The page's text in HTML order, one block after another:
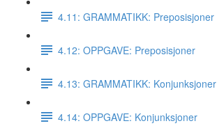
4.11: GRAMMATIKK: Preposisjoner
4.12: OPPGAVE: Preposisjoner
4.13: GRAMMATIKK: Konjunksjoner
4.14: OPPGAVE: Konjunksjoner